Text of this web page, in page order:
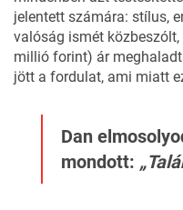
jelentett számára: stílus,
valóság ismét
millió forint) ár
jött a fordulat, ami miatt
Dan
mondott: